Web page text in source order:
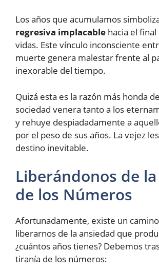
Los años que acumulamos
regresiva implacable hacia el
vidas. Este vínculo inconsciente
muerte genera malestar frente al
inexorable del tiempo.
Quizá esta es la razón más honda
sociedad venera tanto a los
y rehuye despiadadamente a
por el peso de sus años. La vejez
destino inevitable.
Liberándonos de
de los Números
Afortunadamente, existe un
liberarnos de la ansiedad que
¿cuántos años tienes? Debemos
tiranía de los números: